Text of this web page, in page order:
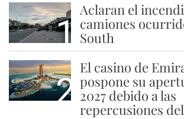
1
Aclaran el
camiones
South
2
El casino de
pospone su
2027 debido a las
repercusiones